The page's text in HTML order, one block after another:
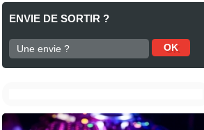
ENVIE DE SORTIR ?